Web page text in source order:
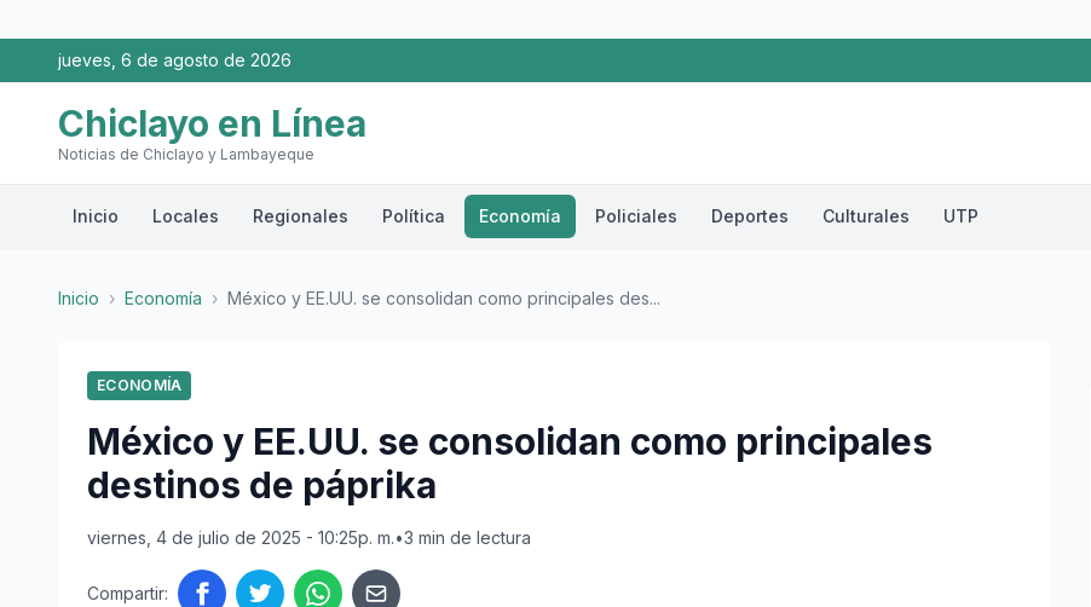
jueves, 6 de agosto de 2026
Chiclayo en Línea
Noticias de Chiclayo y Lambayeque
Inicio Locales Regionales Política Economía Policiales Deportes Culturales UTP
Inicio › Economía › México y EE.UU. se consolidan como principales des...
ECONOMÍA
México y EE.UU. se consolidan como principales
destinos de páprika
viernes, 4 de julio de 2025 - 10:25p. m.•3 min de lectura
Compartir: